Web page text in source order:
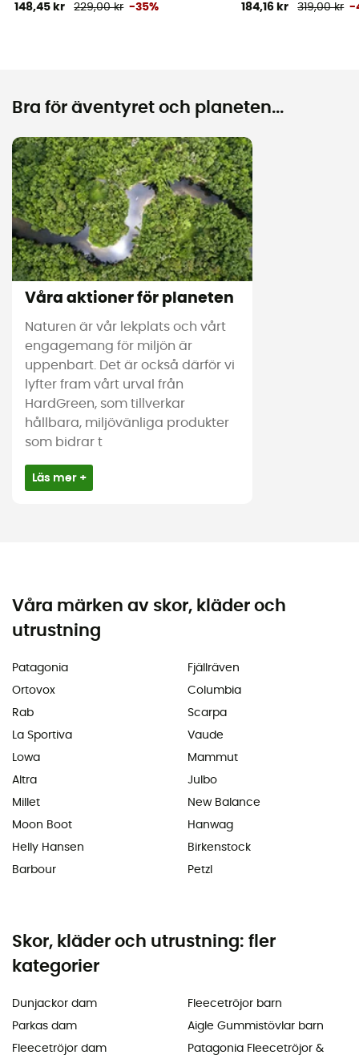
148,45 kr 229,00 kr -35% 184,16 kr 319,00 kr -
Bra för äventyret och planeten...
Våra aktioner för planeten
Naturen är vår lekplats och vårt
engagemang för miljön är
uppenbart. Det är också därför vi
lyfter fram vårt urval från
HardGreen, som tillverkar
hållbara, miljövänliga produkter
som bidrar t
Läs mer +
Våra märken av skor, kläder och
utrustning
Patagonia
Ortovox
Rab
La Sportiva
Lowa
Altra
Millet
Moon Boot
Helly Hansen
Barbour
Fjällräven
Columbia
Scarpa
Vaude
Mammut
Julbo
New Balance
Hanwag
Birkenstock
Petzl
Skor, kläder och utrustning: fler
kategorier
Dunjackor dam
Parkas dam
Fleecetröjor dam
Fleecetröjor barn
Aigle Gummistövlar barn
Patagonia Fleecetröjor &